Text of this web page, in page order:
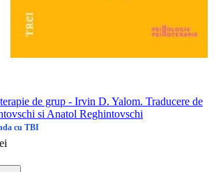
de grup - Irvin D. Yalom. Traducere de
si Anatol Reghintovschi
cu TBI